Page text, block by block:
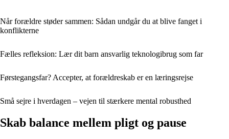
Når forældre støder sammen: Sådan undgår du at blive fanget i
konflikterne
Fælles refleksion: Lær dit barn ansvarlig teknologibrug som far
Førstegangsfar? Accepter, at forældreskab er en læringsrejse
Små sejre i hverdagen – vejen til stærkere mental robusthed
Skab balance mellem pligt og pause